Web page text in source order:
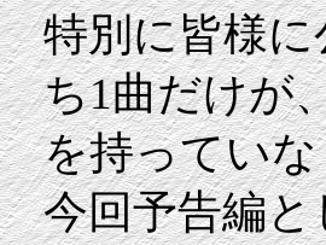
特別に皆様
ち1曲だけが
を持ってい
今回予告編